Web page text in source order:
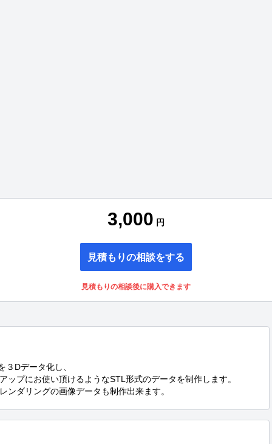
3,000 円
見積もりの相談をする
見積もりの相談後に購入できます
Dデータ化し、
ップにお使い頂けるようなSTL形式のデータを制作します。
ンダリングの画像データも制作出来ます。